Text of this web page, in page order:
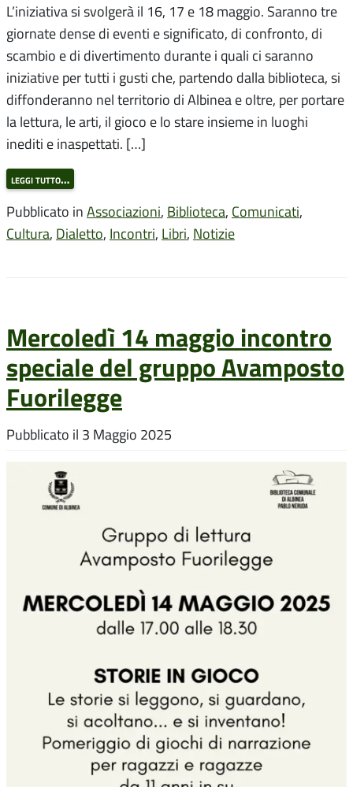
L’iniziativa si svolgerà il 16, 17 e 18 maggio. Saranno tre
giornate dense di eventi e significato, di confronto, di
scambio e di divertimento durante i quali ci saranno
iniziative per tutti i gusti che, partendo dalla biblioteca, si
diffonderanno nel territorio di Albinea e oltre, per portare
la lettura, le arti, il gioco e lo stare insieme in luoghi
inediti e inaspettati. […]
leggi tutto…
Pubblicato in Associazioni, Biblioteca, Comunicati,
Cultura, Dialetto, Incontri, Libri, Notizie
Mercoledì 14 maggio incontro
speciale del gruppo Avamposto
Fuorilegge
Pubblicato il 3 Maggio 2025